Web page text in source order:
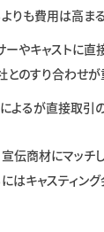
りも費用は高まる
ーやキャストに直
とのすり合わせ
よるが直接取引
宣伝商材にマッチ
にはキャスティン